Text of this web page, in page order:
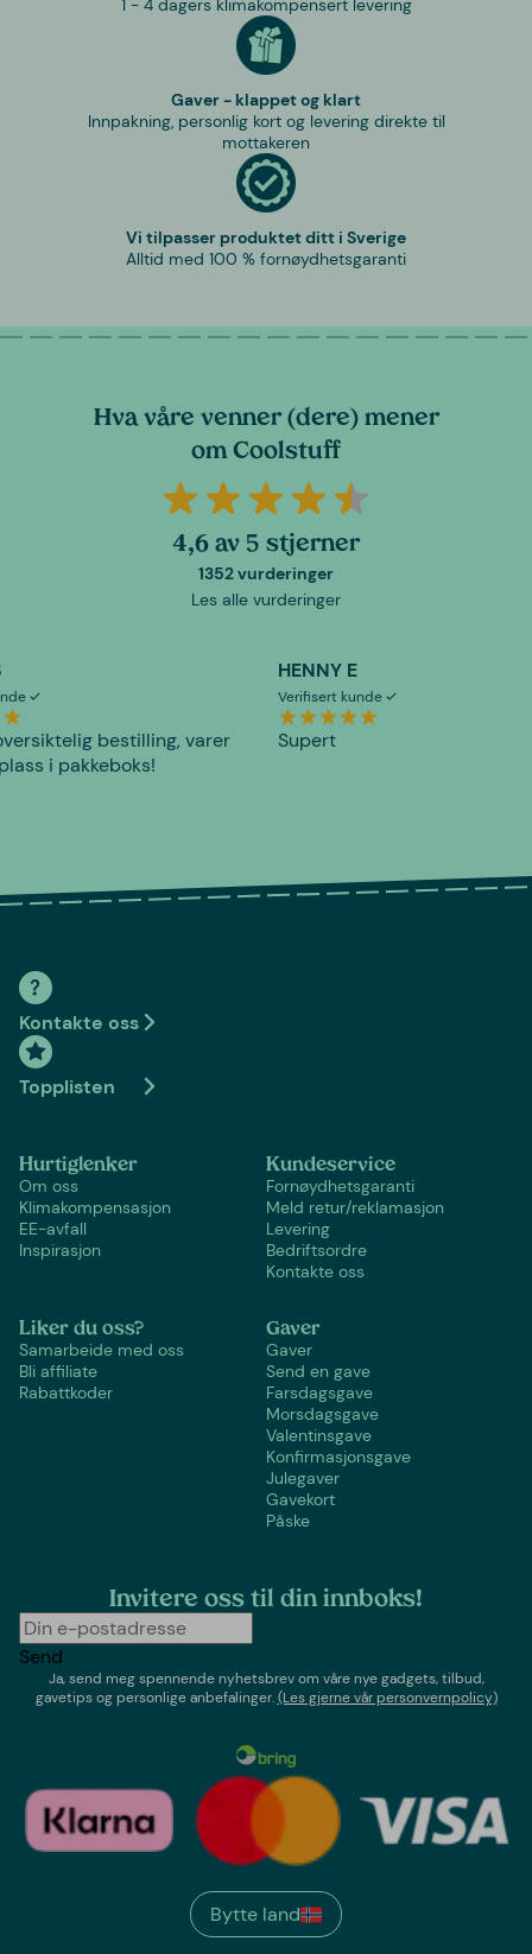
1 - 4 dagers klimakompensert levering
Gaver - klappet og klart
Innpakning, personlig kort og levering direkte til
mottakeren
Vi tilpasser produktet ditt i Sverige
Alltid med 100 % fornøydhetsgaranti
Hva våre venner (dere) mener
om Coolstuff
4,6 av 5 stjerner
1352 vurderinger
Les alle vurderinger
bestilling, varer
i pakkeboks!
HENNY E
Verifisert kunde
Supert
Kontakte oss
Topplisten
Hurtiglenker
Om oss
Klimakompensasjon
EE-avfall
Inspirasjon
Kundeservice
Fornøydhetsgaranti
Meld retur/reklamasjon
Levering
Bedriftsordre
Kontakte oss
Liker du oss?
Samarbeide med oss
Bli affiliate
Rabattkoder
Gaver
Gaver
Send en gave
Farsdagsgave
Morsdagsgave
Valentinsgave
Konfirmasjonsgave
Julegaver
Gavekort
Påske
Invitere oss til din innboks!
Send
Ja, send meg spennende nyhetsbrev om våre nye gadgets, tilbud,
gavetips og personlige anbefalinger.(Les gjerne vår personvernpolicy)
Bytte land